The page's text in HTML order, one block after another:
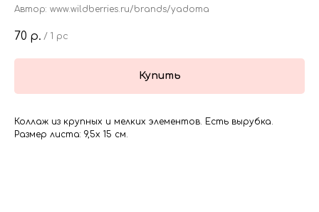
Автор: www.wildberries.ru/brands/yadoma
70 р. / 1 pc
Купить
Коллаж из крупных и мелких элементов. Есть вырубка.
Размер листа: 9,5х 15 см.